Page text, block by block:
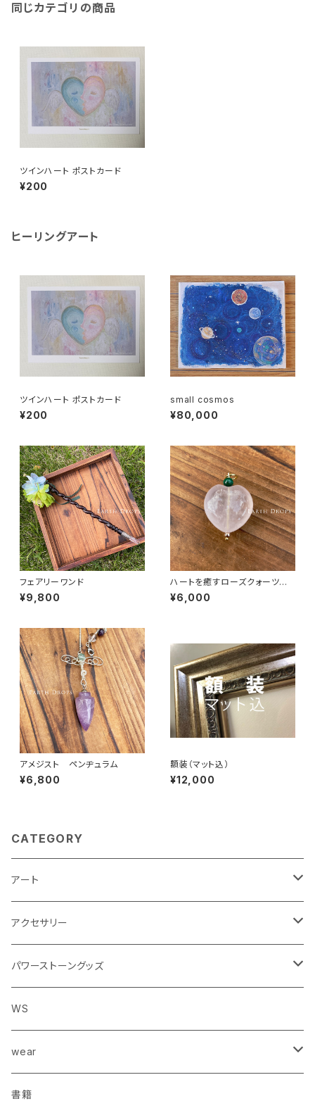
同じカテゴリの商品
ツインハート ポストカード
¥200
ヒーリングアート
ツインハート ポストカード
¥200
small cosmos
¥80,000
フェアリーワンド
¥9,800
ハートを癒すローズクォーツペ
ンダントトップ
¥6,000
アメジスト ペンヂュラム
¥6,800
額装（マット込）
¥12,000
CATEGORY
アート
手描きアート
Tシャツ
アクセサリー
ブレスレット
ペンダント
ピアス
パワーストーングッズ
ワンド
ペンデュラム
原石
WS
wear
Tシャツ
書籍